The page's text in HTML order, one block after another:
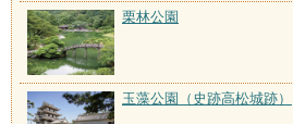
栗林公園
玉藻公園（史跡高松城跡）